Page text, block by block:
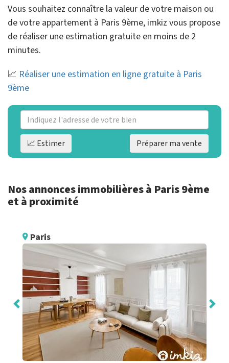
Vous souhaitez connaître la valeur de votre maison ou
de votre appartement à Paris 9ème, imkiz vous propose
de réaliser une estimation gratuite en moins de 2
minutes.
📈 Réaliser une estimation en ligne gratuite à Paris
9ème
📈 Estimer Préparer ma vente
Nos annonces immobilières à Paris 9ème
et à proximité
Paris